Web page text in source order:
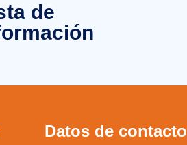
de
Datos de contacto